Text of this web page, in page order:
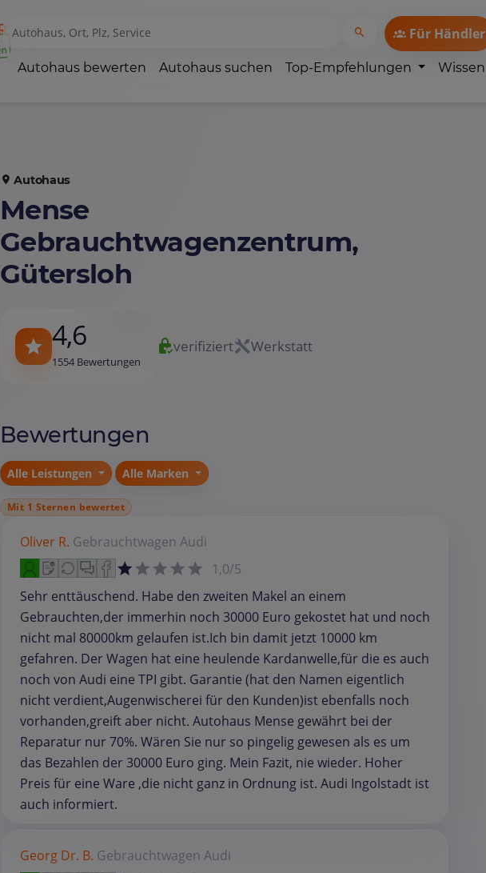
Für Händler
Autohaus bewerten Autohaus suchen Top-Empfehlungen Wissen
Autohaus
Mense
Gebrauchtwagenzentrum,
Gütersloh
4,6
1554 Bewertungen
verifiziert Werkstatt
Bewertungen
Alle Leistungen Alle Marken
Mit 1 Sternen bewertet
Oliver R. Gebrauchtwagen Audi
1,0/5
Sehr enttäuschend. Habe den zweiten Makel an einem
Gebrauchten,der immerhin noch 30000 Euro gekostet hat und noch
nicht mal 80000km gelaufen ist.Ich bin damit jetzt 10000 km
gefahren. Der Wagen hat eine heulende Kardanwelle,für die es auch
noch von Audi eine TPI gibt. Garantie (hat den Namen eigentlich
nicht verdient,Augenwischerei für den Kunden)ist ebenfalls noch
vorhanden,greift aber nicht. Autohaus Mense gewährt bei der
Reparatur nur 70%. Wären Sie nur so pingelig gewesen als es um
das Bezahlen der 30000 Euro ging. Mein Fazit, nie wieder. Hoher
Preis für eine Ware ,die nicht ganz in Ordnung ist. Audi Ingolstadt ist
auch informiert.
Georg Dr. B. Gebrauchtwagen Audi